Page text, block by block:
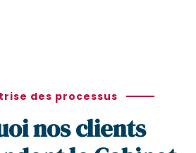
des processus
nos clients